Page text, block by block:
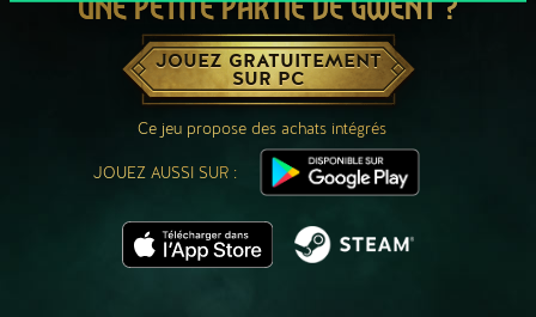
UNE PETITE PARTIE DE GWENT ?
JOUEZ GRATUITEMENT
SUR PC
Ce jeu propose des achats intégrés
JOUEZ AUSSI SUR :